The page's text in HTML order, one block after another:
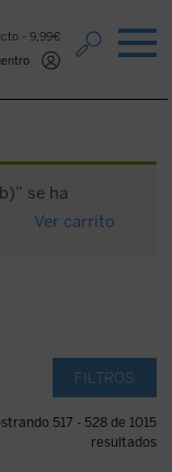
9,99€
se ha
Ver carrito
FILTROS
517 - 528 de 1015
resultados